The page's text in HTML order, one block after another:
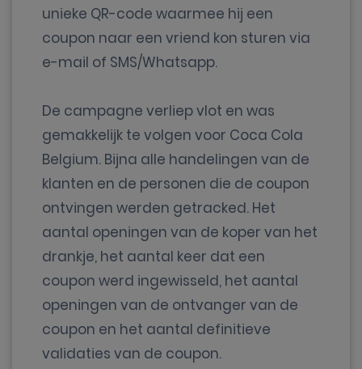
unieke QR-code waarmee hij een
coupon naar een vriend kon sturen via
e-mail of SMS/Whatsapp.
De campagne verliep vlot en was
gemakkelijk te volgen voor Coca Cola
Belgium. Bijna alle handelingen van de
klanten en de personen die de coupon
ontvingen werden getracked. Het
aantal openingen van de koper van het
drankje, het aantal keer dat een
coupon werd ingewisseld, het aantal
openingen van de ontvanger van de
coupon en het aantal definitieve
validaties van de coupon.